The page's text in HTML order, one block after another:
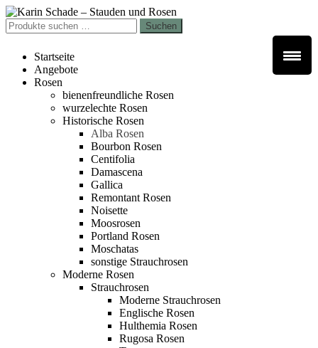
Zur
Navigation
springen
Zum
Inhalt
springen
Suchen
nach:
Suchen
Startseite
Angebote
Rosen
bienenfreundliche Rosen
wurzelechte Rosen
Historische Rosen
Alba Rosen
Bourbon Rosen
Centifolia
Damascena
Gallica
Remontant Rosen
Noisette
Moosrosen
Portland Rosen
Moschatas
sonstige Strauchrosen
Moderne Rosen
Strauchrosen
Moderne Strauchrosen
Englische Rosen
Hulthemia Rosen
Rugosa Rosen